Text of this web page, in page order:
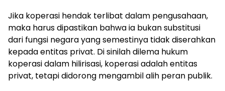
Jika koperasi hendak terlibat dalam pengusahaan,
maka harus dipastikan bahwa ia bukan substitusi
dari fungsi negara yang semestinya tidak diserahkan
kepada entitas privat. Di sinilah dilema hukum
koperasi dalam hilirisasi, koperasi adalah entitas
privat, tetapi didorong mengambil alih peran publik.